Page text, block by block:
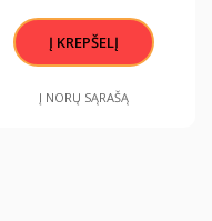
Į NORŲ SĄRAŠĄ